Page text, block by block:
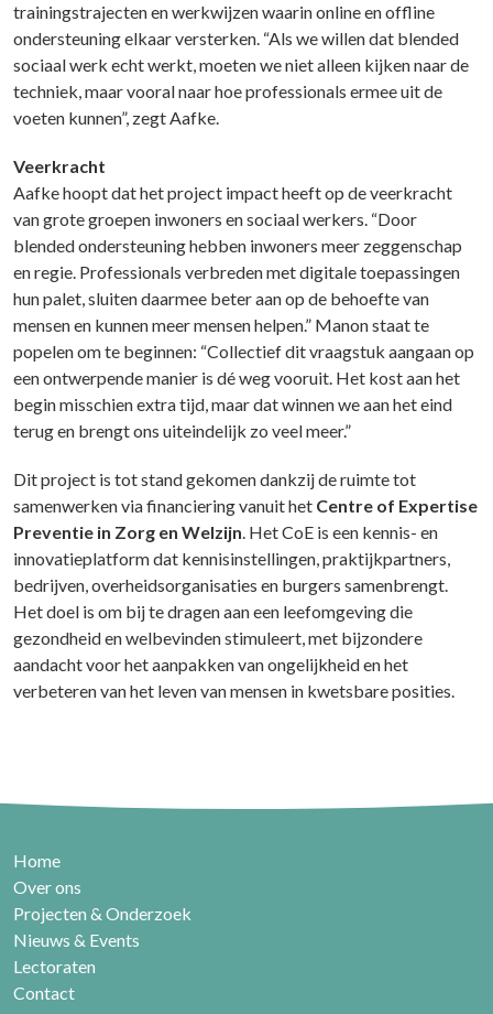
trainingstrajecten en werkwijzen waarin online en offline
ondersteuning elkaar versterken. “Als we willen dat blended
sociaal werk echt werkt, moeten we niet alleen kijken naar de
techniek, maar vooral naar hoe professionals ermee uit de
voeten kunnen”, zegt Aafke.
Veerkracht
Aafke hoopt dat het project impact heeft op de veerkracht
van grote groepen inwoners en sociaal werkers. “Door
blended ondersteuning hebben inwoners meer zeggenschap
en regie. Professionals verbreden met digitale toepassingen
hun palet, sluiten daarmee beter aan op de behoefte van
mensen en kunnen meer mensen helpen.” Manon staat te
popelen om te beginnen: “Collectief dit vraagstuk aangaan op
een ontwerpende manier is dé weg vooruit. Het kost aan het
begin misschien extra tijd, maar dat winnen we aan het eind
terug en brengt ons uiteindelijk zo veel meer.”
Dit project is tot stand gekomen dankzij de ruimte tot
samenwerken via financiering vanuit het Centre of Expertise
Preventie in Zorg en Welzijn. Het CoE is een kennis- en
innovatieplatform dat kennisinstellingen, praktijkpartners,
bedrijven, overheidsorganisaties en burgers samenbrengt.
Het doel is om bij te dragen aan een leefomgeving die
gezondheid en welbevinden stimuleert, met bijzondere
aandacht voor het aanpakken van ongelijkheid en het
verbeteren van het leven van mensen in kwetsbare posities.
Home
Over ons
Projecten & Onderzoek
Nieuws & Events
Lectoraten
Contact